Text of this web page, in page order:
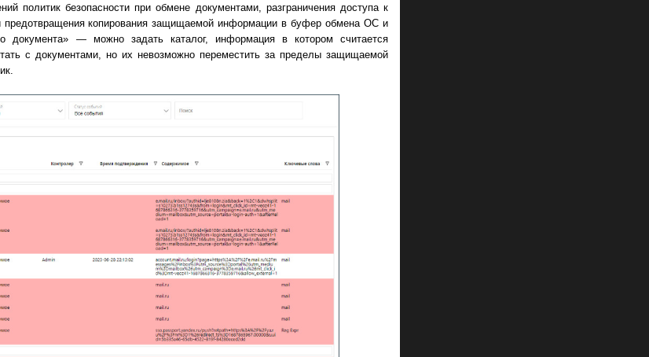
политик безопасности при обмене документами, разграничения доступа к
копирования защищаемой информации в буфер обмена ОС и
документа» — можно задать каталог, информация в котором считается
с документами, но их невозможно переместить за пределы защищаемой